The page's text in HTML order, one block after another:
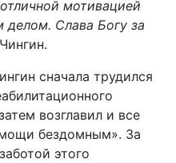
мотивацией
делом. Слава Богу за
сначала трудился
возглавил и все
бездомным». За
этого